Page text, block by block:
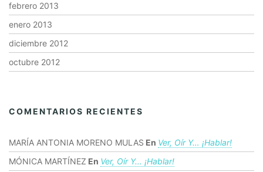
febrero 2013
enero 2013
diciembre 2012
octubre 2012
COMENTARIOS RECIENTES
MARÍA ANTONIA MORENO MULAS En Ver, Oír Y… ¡hablar!
MÓNICA MARTÍNEZ En Ver, Oír Y… ¡hablar!